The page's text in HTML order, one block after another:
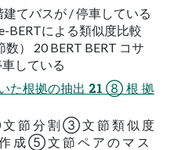
てバスが / 停車している
BERTによる類似度比較
数） 20 BERT BERT コサ
している
た根拠の抽出 21 ⑧ 根 拠
節 分 割 ③ 文 節 類 似 度
成 ⑤ 文 節 ペ ア の マ ス